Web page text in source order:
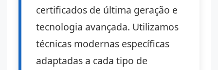
certificados de última geração e
tecnologia avançada. Utilizamos
técnicas modernas específicas
adaptadas a cada tipo de